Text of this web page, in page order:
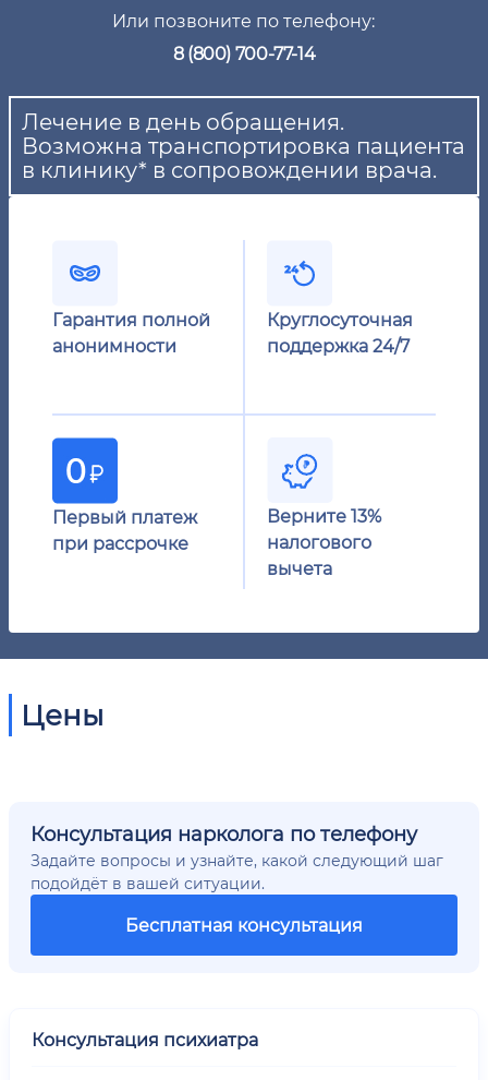
Или позвоните по телефону:
8 (800) 700-77-14
Лечение в день обращения.
Возможна транспортировка пациента
в клинику* в сопровождении врача.
Гарантия полной
анонимности
Круглосуточная
поддержка 24/7
Первый платеж
при рассрочке
Верните 13%
налогового
вычета
Цены
Консультация нарколога по телефону
Задайте вопросы и узнайте, какой следующий шаг
подойдёт в вашей ситуации.
Бесплатная консультация
Консультация психиатра